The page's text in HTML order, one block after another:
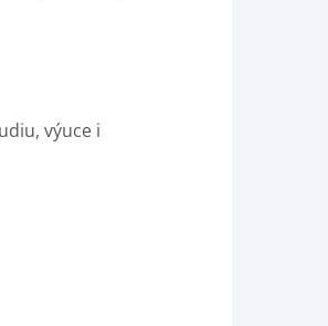
výuce i